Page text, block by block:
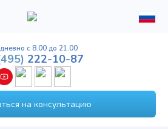
с 8.00 до 21.00
на консультацию
222-10-87